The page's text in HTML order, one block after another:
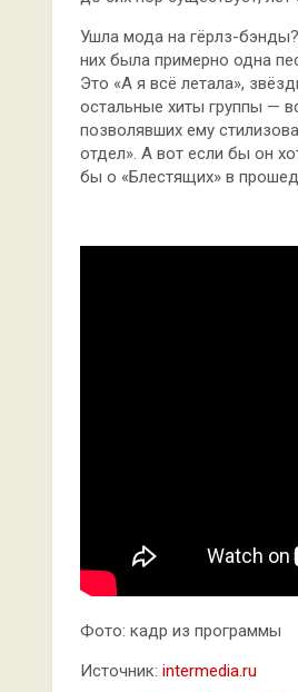
Ушла мода на гёрлз-
них была примерно одна
Это «А я всё летала»,
остальные хиты группы —
позволявших ему
отдел». А вот если бы он
бы о «Блестящих» в
Фото: кадр из программы
Источник: intermedia.ru